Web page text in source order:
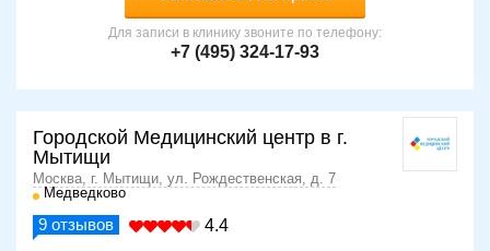
Для записи в клинику звоните по телефону:
+7 (495) 324-17-93
Городской Медицинский центр в г.
Мытищи
Москва, г. Мытищи, ул. Рождественская, д. 7
Медведково
9 отзывов 4.4